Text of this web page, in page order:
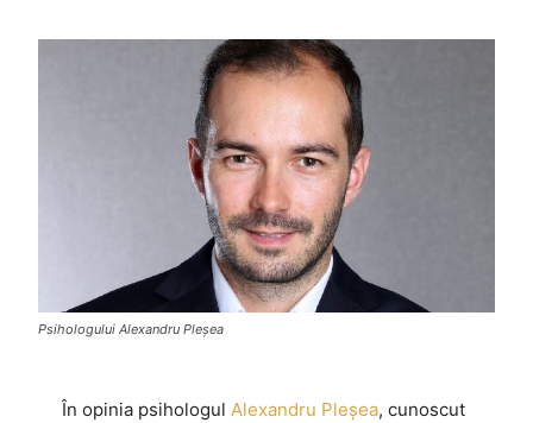
Psihologului Alexandru Pleșea
În opinia psihologul Alexandru Pleşea, cunoscut